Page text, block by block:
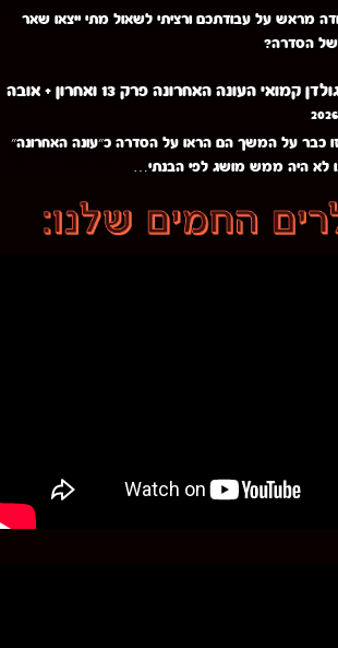
מראש על עבודתכם ורציתי לשאול מתי ייצאו שאר
של הסדרה?
קמואי העונה האחרונה פרק 13 ואחרון + אובה
כבר על המשך הם הראו על הסדרה כ״עונה האחרונה״
לא היה ממש מושג לפי הבנתי…